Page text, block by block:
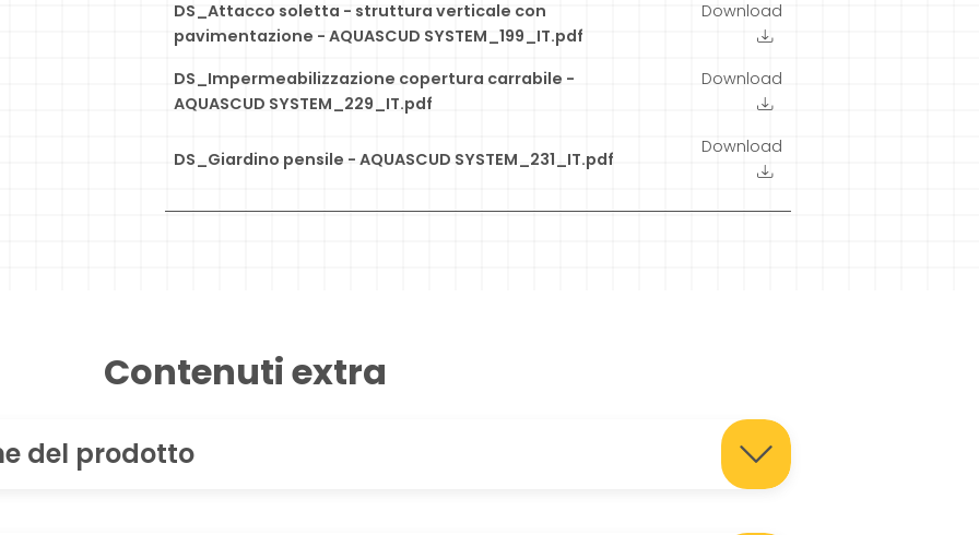
DS_Attacco soletta - struttura verticale con
pavimentazione - AQUASCUD SYSTEM_199_IT.pdf
Download
DS_Impermeabilizzazione copertura carrabile -
AQUASCUD SYSTEM_229_IT.pdf
Download
DS_Giardino pensile - AQUASCUD SYSTEM_231_IT.pdf
Download
Contenuti extra
del prodotto